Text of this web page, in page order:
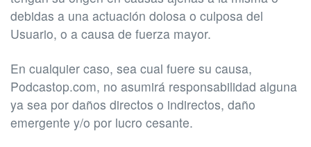
debidas a una actuación dolosa o culposa del
Usuario, o a causa de fuerza mayor.
En cualquier caso, sea cual fuere su causa,
Podcastop.com, no asumirá responsabilidad alguna
ya sea por daños directos o indirectos, daño
emergente y/o por lucro cesante.